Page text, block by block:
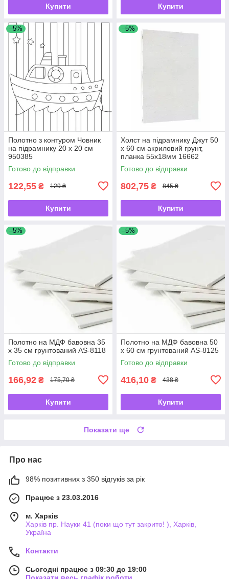
Купити Купити
–5%
Полотно з контуром Човник
на підрамнику 20 х 20 см
950385
Готово до відправки
122,55 ₴ 129 ₴
Купити
–5%
Холст на підрамнику Джут 50
х 60 см акриловий грунт,
планка 55х18мм 16662
Готово до відправки
802,75 ₴ 845 ₴
Купити
–5%
Полотно на МДФ бавовна 35
х 35 см грунтований AS-8118
Готово до відправки
166,92 ₴ 175,70 ₴
Купити
–5%
Полотно на МДФ бавовна 50
х 60 см грунтований AS-8125
Готово до відправки
416,10 ₴ 438 ₴
Купити
Показати ще
Про нас
98% позитивних з 350 відгуків за рік
Працює з 23.03.2016
м. Харків
Харків пр. Науки 41 (поки що тут закрито! ), Харків,
Україна
Контакти
Сьогодні працює з 09:30 до 19:00
Показати весь графік роботи